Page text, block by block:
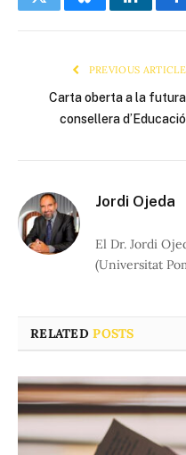
TwitterBluesky
PREVIOUS ARTICLE
Carta oberta a la futura
consellera d’Educació
Jordi Ojeda
El Dr. Jordi
(Universitat
RELATEDPOSTS